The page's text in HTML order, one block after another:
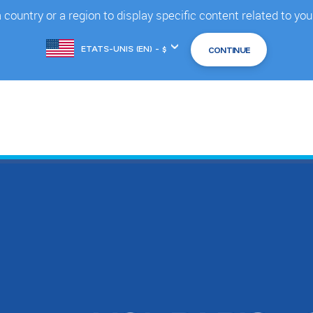
country or a region to display specific content related to
de